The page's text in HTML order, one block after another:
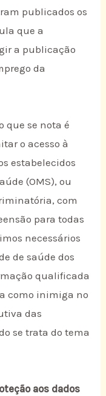
publicados os
que a
a publicação
da
que se nota é
o acesso à
estabelecidos
(OMS), ou
com
para todas
necessários
de saúde dos
qualificada
como inimiga no
das
se trata do tema
aos dados